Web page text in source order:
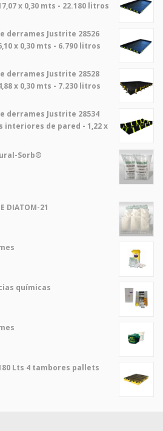
x 0,30 mts - 22.180 litros
derrames Justrite 28526
x 0,30 mts - 6.790 litros
derrames Justrite 28528
x 0,30 mts - 7.230 litros
derrames Justrite 28534
de pared - 1,22 x
Sorb®
DIATOM-21
químicas
Lts 4 tambores pallets